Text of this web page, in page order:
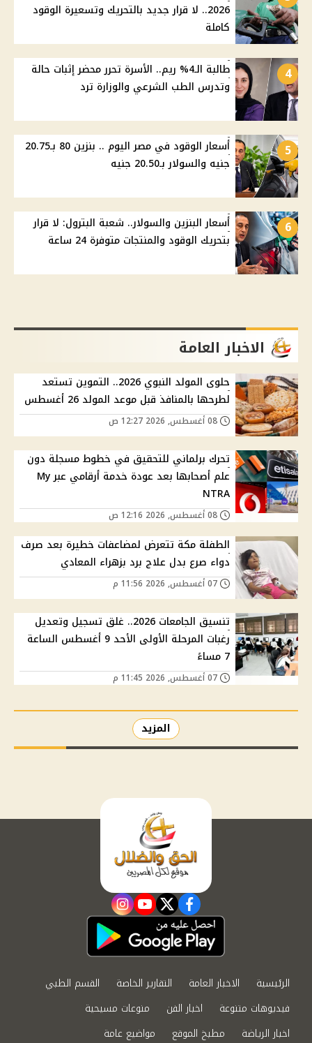
2026.. لا قرار جديد بالتحريك وتسعيرة الوقود
كاملة
4
طالبة الـ4% ريم.. الأسرة تحرر محضر إثبات حالة
وتدرس الطب الشرعي والوزارة ترد
5
أسعار الوقود في مصر اليوم .. بنزين 80 بـ20.75
جنيه والسولار بـ20.50 جنيه
6
أسعار البنزين والسولار.. شعبة البترول: لا قرار
بتحريك الوقود والمنتجات متوفرة 24 ساعة
الاخبار العامة
حلوى المولد النبوي 2026.. التموين تستعد
لطرحها بالمنافذ قبل موعد المولد 26 أغسطس
تحرك برلماني للتحقيق في خطوط مسجلة دون
علم أصحابها بعد عودة خدمة أرقامي عبر My
NTRA
الطفلة مكة تتعرض لمضاعفات خطيرة بعد صرف
دواء صرع بدل علاج برد بزهراء المعادي
تنسيق الجامعات 2026.. غلق تسجيل وتعديل
رغبات المرحلة الأولى الأحد 9 أغسطس الساعة
7 مساءً
المزيد
facebook
twitter
youtube
instagram
الرئيسية الاخبار العامة التقارير الخاصة
القسم الطبي
فيديوهات متنوعة
اخبار الفن
منوعات مسيحية
اخبار الرياضة
مطبخ الموقع مواضيع عامة